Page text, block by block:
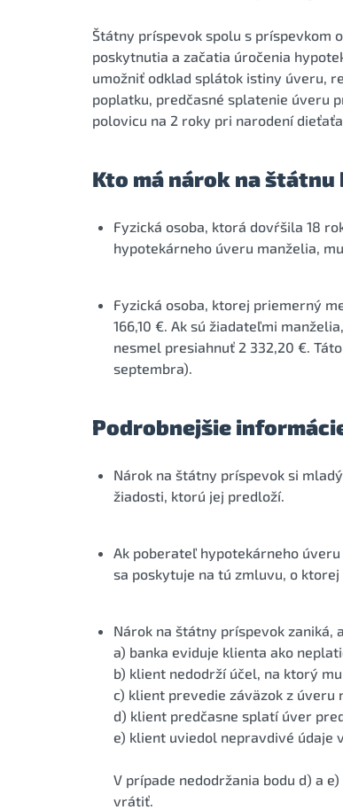
Štátny príspevok spolu s príspevkom
poskytnutia a začatia úročenia
umožniť odklad splátok istiny úveru,
poplatku, predčasné splatenie úveru
polovicu na 2 roky pri narodení
Kto má nárok na
Fyzická osoba, ktorá dovŕšila 18
hypotekárneho úveru manželia,
Fyzická osoba, ktorej priemerný
166,10 €. Ak sú žiadateľmi
nesmel presiahnuť 2 332,20 €.
septembra).
Podrobnejšie
Nárok na štátny príspevok si
žiadosti, ktorú jej predloží.
Ak poberateľ hypotekárneho
sa poskytuje na tú zmluvu, o
Nárok na štátny príspevok zaniká,
a) banka eviduje klienta ako
b) klient nedodrží účel, na ktorý
c) klient prevedie záväzok z úveru
d) klient predčasne splatí úver
e) klient uviedol nepravdivé údaje
V prípade nedodržania bodu d) a
vrátiť.